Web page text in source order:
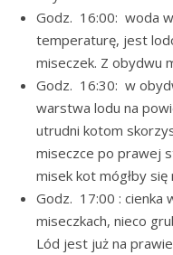
Godz. 16:00: woda
temperaturę, jest
miseczek. Z obydwu
Godz. 16:30: w
warstwa lodu na
utrudni kotom
miseczce po prawej
misek kot mógłby się
Godz. 17:00 : cienka
miseczkach, nieco
Lód jest już na